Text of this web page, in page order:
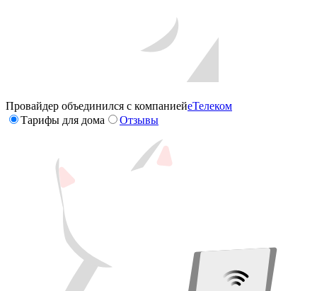
Провайдер объединился с компаниейеТелеком
Тарифы для дома
Отзывы